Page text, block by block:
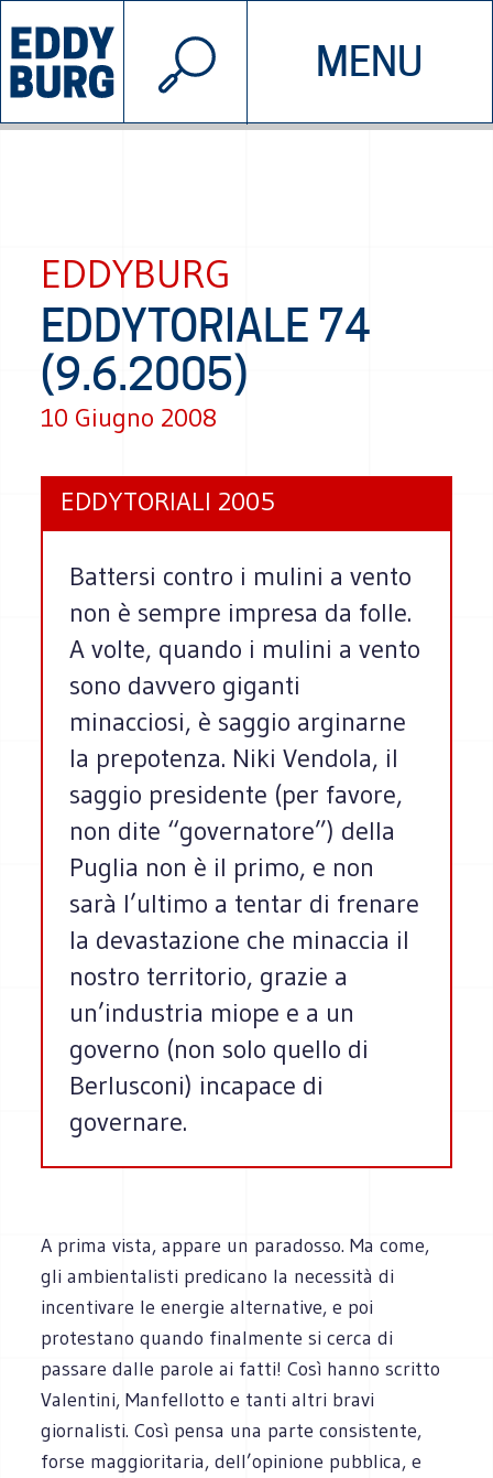
MENU
INIZIATIVE CHI SIAMO
© 2026 EDDYBURG
EDDYBURG
EDDYTORIALE 74
(9.6.2005)
10 Giugno 2008
EDDYTORIALI 2005
Battersi contro i mulini a vento
non è sempre impresa da folle.
A volte, quando i mulini a vento
sono davvero giganti
minacciosi, è saggio arginarne
la prepotenza. Niki Vendola, il
saggio presidente (per favore,
non dite “governatore”) della
Puglia non è il primo, e non
sarà l’ultimo a tentar di frenare
la devastazione che minaccia il
nostro territorio, grazie a
un’industria miope e a un
governo (non solo quello di
Berlusconi) incapace di
governare.
A prima vista, appare un paradosso. Ma come,
gli ambientalisti predicano la necessità di
incentivare le energie alternative, e poi
protestano quando finalmente si cerca di
passare dalle parole ai fatti! Così hanno scritto
Valentini, Manfellotto e tanti altri bravi
giornalisti. Così pensa una parte consistente,
forse maggioritaria, dell’opinione pubblica, e